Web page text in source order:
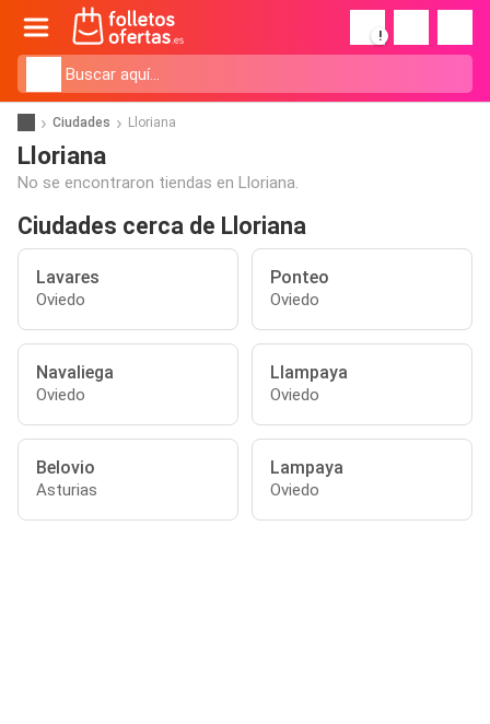
!
Ciudades Lloriana
Lloriana
No se encontraron tiendas en Lloriana.
Ciudades cerca de Lloriana
Lavares
Oviedo
Ponteo
Oviedo
Navaliega
Oviedo
Llampaya
Oviedo
Belovio
Asturias
Lampaya
Oviedo